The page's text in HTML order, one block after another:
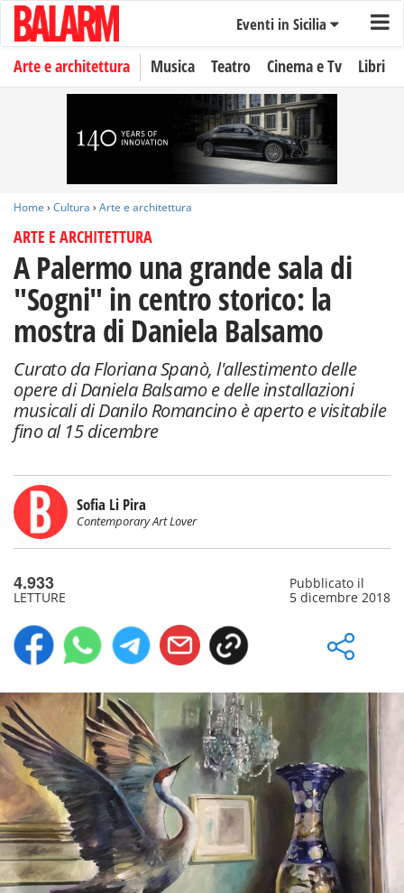
Eventi in Sicilia
Arte e architettura Musica Teatro Cinema e Tv Libri
Home › Cultura › Arte e architettura
ARTE E ARCHITETTURA
A Palermo una grande sala di
"Sogni" in centro storico: la
mostra di Daniela Balsamo
Curato da Floriana Spanò, l'allestimento delle
opere di Daniela Balsamo e delle installazioni
musicali di Danilo Romancino è aperto e visitabile
fino al 15 dicembre
Sofia Li Pira
Contemporary Art Lover
4.933
LETTURE
Pubblicato il
5 dicembre 2018